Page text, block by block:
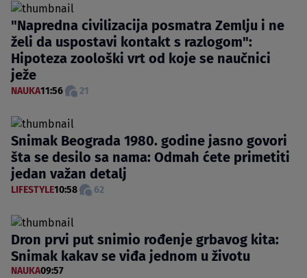
"Napredna civilizacija posmatra Zemlju i ne
želi da uspostavi kontakt s razlogom":
Hipoteza zoološki vrt od koje se naučnici
ježe
NAUKA11:56 21
Snimak Beograda 1980. godine jasno govori
šta se desilo sa nama: Odmah ćete primetiti
jedan važan detalj
LIFESTYLE10:58 62
Dron prvi put snimio rođenje grbavog kita:
Snimak kakav se viđa jednom u životu
NAUKA09:57